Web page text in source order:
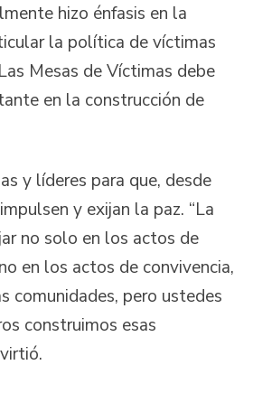
hizo énfasis en la
la política de víctimas
Mesas de Víctimas debe
en la construcción de
y líderes para que, desde
y exijan la paz. “La
no solo en los actos de
en los actos de convivencia,
comunidades, pero ustedes
construimos esas